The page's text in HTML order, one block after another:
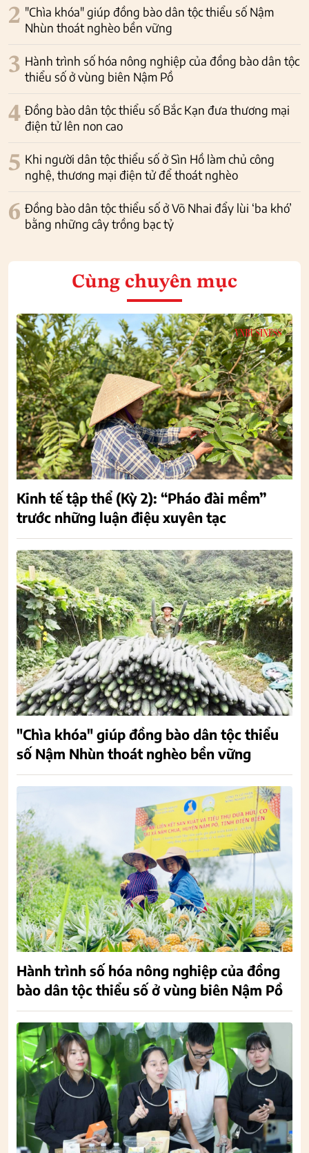
2 "Chìa khóa" giúp đồng bào dân tộc thiểu số Nậm
Nhùn thoát nghèo bền vững
3 Hành trình số hóa nông nghiệp của đồng bào dân tộc
thiểu số ở vùng biên Nậm Pồ
4 Đồng bào dân tộc thiểu số Bắc Kạn đưa thương mại
điện tử lên non cao
5 Khi người dân tộc thiểu số ở Sìn Hồ làm chủ công
nghệ, thương mại điện tử để thoát nghèo
6 Đồng bào dân tộc thiểu số ở Võ Nhai đẩy lùi ‘ba khó’
bằng những cây trồng bạc tỷ
Cùng chuyên mục
Kinh tế tập thể (Kỳ 2): “Pháo đài mềm”
trước những luận điệu xuyên tạc
"Chìa khóa" giúp đồng bào dân tộc thiểu
số Nậm Nhùn thoát nghèo bền vững
Hành trình số hóa nông nghiệp của đồng
bào dân tộc thiểu số ở vùng biên Nậm Pồ